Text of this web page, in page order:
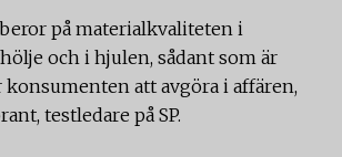
på materialkvaliteten i
och i hjulen, sådant som är
att avgöra i affären,
testledare på SP.